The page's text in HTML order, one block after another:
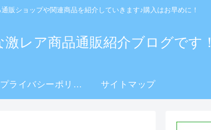
販ショップや関連商品を紹介していきます♪購入はお早めに！
レア商品通販紹介ブログです！
プライバシーポリシ サイトマップ